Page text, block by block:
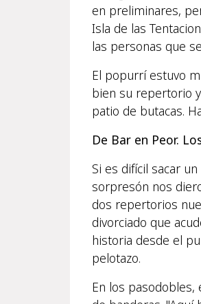
en preliminares,
Isla de las
las personas que
El popurrí estuvo
bien su repertorio
patio de butacas.
De Bar en Peor.
Si es difícil sacar
sorpresón nos
dos repertorios
divorciado que
historia desde el
pelotazo.
En los